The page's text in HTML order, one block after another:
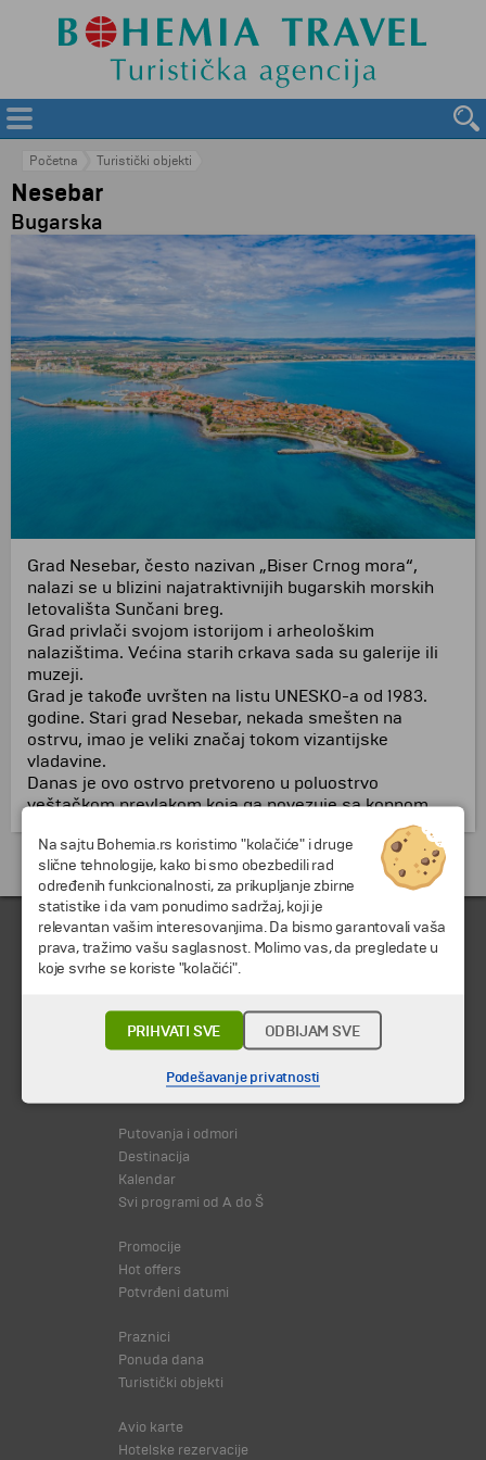
Početna Turistički objekti
Nesebar
Bugarska
Grad Nesebar, često nazivan „Biser Crnog mora“,
nalazi se u blizini najatraktivnijih bugarskih morskih
letovališta Sunčani breg.
Grad privlači svojom istorijom i arheološkim
nalazištima. Većina starih crkava sada su galerije ili
muzeji.
Grad je takođe uvršten na listu UNESKO-a od 1983.
godine. Stari grad Nesebar, nekada smešten na
ostrvu, imao je veliki značaj tokom vizantijske
vladavine.
Danas je ovo ostrvo pretvoreno u poluostrvo
veštačkom prevlakom koja ga povezuje sa kopnom.
Putovanja i odmori do Bugarska »
© 2026 TA BOHEMIA TRAVEL DOO.Sva prava zadržava.
Putovanja i odmori
Destinacija
Kalendar
Svi programi od A do Š
Promocije
Hot offers
Potvrđeni datumi
Praznici
Ponuda dana
Turistički objekti
Avio karte
Hotelske rezervacije
Na sajtu Bohemia.rs koristimo "kolačiće" i druge
slične tehnologije, kako bi smo obezbedili rad
određenih funkcionalnosti, za prikupljanje zbirne
statistike i da vam ponudimo sadržaj, koji je
relevantan vašim interesovanjima. Da bismo garantovali vaša
prava, tražimo vašu saglasnost. Molimo vas, da pregledate u
koje svrhe se koriste "kolačići".
PRIHVATI SVE ODBIJAM SVE
Podešavanje privatnosti